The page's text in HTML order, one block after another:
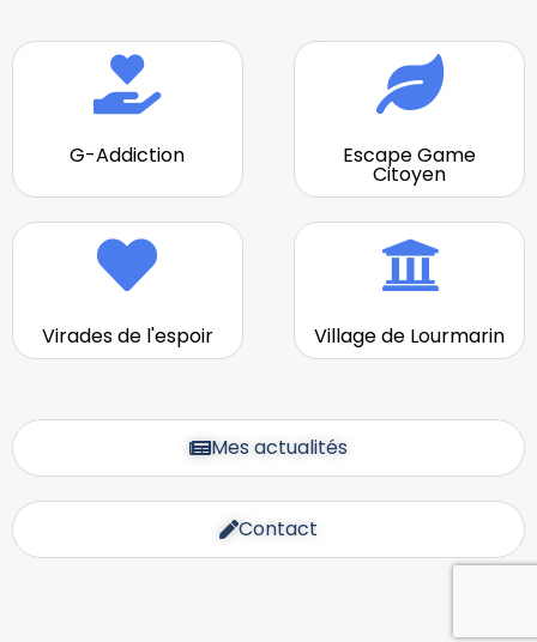
G-Addiction Escape Game
Citoyen
Virades de l'espoir Village de Lourmarin
Mes actualités
Contact